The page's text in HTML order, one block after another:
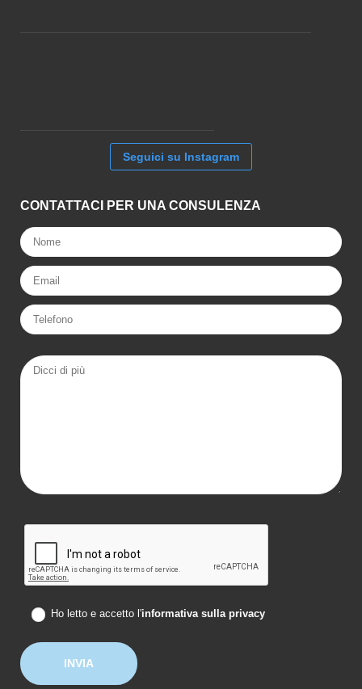
Seguici su Instagram
CONTATTACI PER UNA CONSULENZA
Ho letto e accetto l'informativa sulla privacy